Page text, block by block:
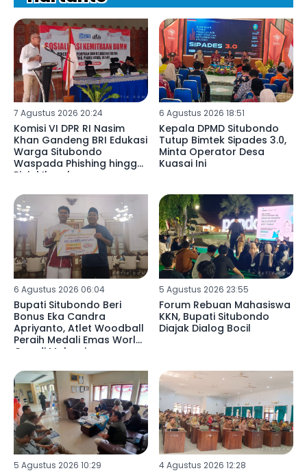
7 Agustus 2026 20:24
Komisi VI DPR RI Nasim
Khan Gandeng BRI Edukasi
Warga Situbondo
Waspada Phishing hingga
Pinjol Ilegal
6 Agustus 2026 18:51
Kepala DPMD Situbondo
Tutup Bimtek Sipades 3.0,
Minta Operator Desa
Kuasai Ini
6 Agustus 2026 06:04
Bupati Situbondo Beri
Bonus Eka Candra
Apriyanto, Atlet Woodball
Peraih Medali Emas World
Cup di Malaysia
5 Agustus 2026 23:55
Forum Rebuan Mahasiswa
KKN, Bupati Situbondo
Diajak Dialog Bocil
5 Agustus 2026 10:29 4 Agustus 2026 12:28